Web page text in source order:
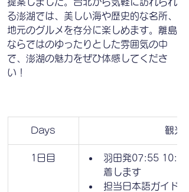
る澎湖では、美しい海や歴史的な名所、
地元のグルメを存分に楽しめます。離島
ならではのゆったりとした雰囲気の中
で、澎湖の魅力をぜひ体感してくださ
い！
Days 観光
1日目
羽田発07:55 10:30
着します
担当日本語ガイド